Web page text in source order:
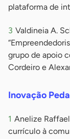
plataforma de
Valdineia A.
grupo de apoio
Cordeiro e
Inovação
Anelize
currículo à